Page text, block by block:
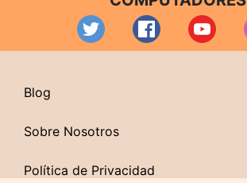
Blog
Sobre Nosotros
Política de Privacidad